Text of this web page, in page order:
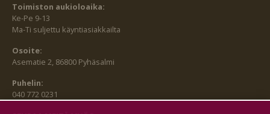
Toimiston aukioloaika:
Ke-Pe 9-13
Ma-Ti suljettu käyntiasiakkailta
Osoite:
Asematie 2, 86800 Pyhäsalmi
Puhelin:
040 772 0231